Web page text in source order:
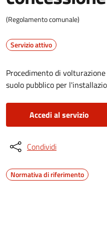
(Regolamento comunale)
Servizio attivo
Procedimento di
suolo pubblico per
Accedi al servizio
Condividi
Normativa di riferimento